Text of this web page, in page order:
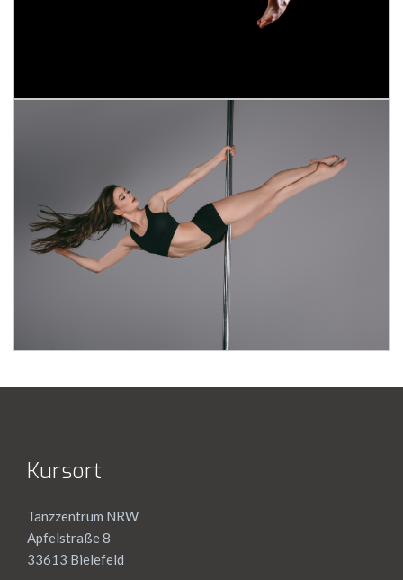
Kursort
Tanzzentrum NRW
Apfelstraße 8
33613 Bielefeld